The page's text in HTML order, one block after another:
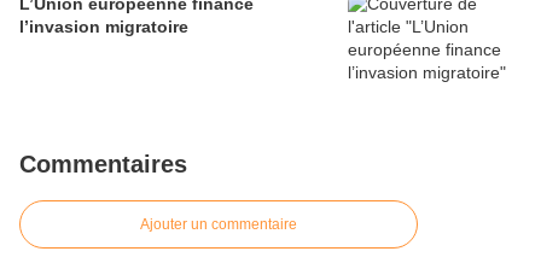
l’invasion migratoire
Commentaires
Ajouter un commentaire